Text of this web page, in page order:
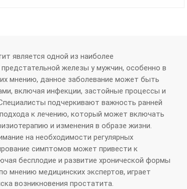
является одной из наиболее
железы у мужчин, особенно в
мнению, данное заболевание может быть
включая инфекции, застойные процессы и
подчеркивают важность ранней
к лечению, который может включать
и изменения в образе жизни.
на необходимости регулярных
симптомов может привести к
бесплодие и развитие хронической формы
мнению медицинских экспертов, играет
возникновения простатита.